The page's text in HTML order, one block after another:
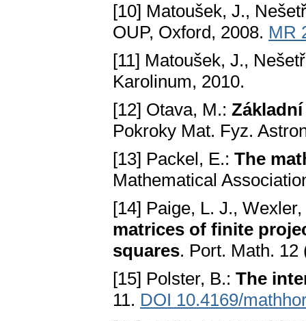
[10] Matoušek, J.,
OUP, Oxford, 2008. MR
[11] Matoušek, J.,
Karolinum, 2010.
[12] Otava, M.:
Pokroky Mat. Fyz.
[13] Packel, E.: The
Mathematical
[14] Paige, L. J.,
matrices of finite
squares. Port. Math.
[15] Polster, B.: The
11. DOI 10.4169/